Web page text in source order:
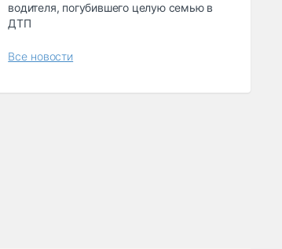
водителя, погубившего целую семью в
ДТП
Все новости